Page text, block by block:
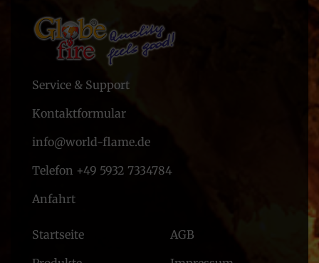
Service & Support
Kontaktformular
info@world-flame.de
Telefon +49 5932 7334784
Anfahrt
Startseite
AGB